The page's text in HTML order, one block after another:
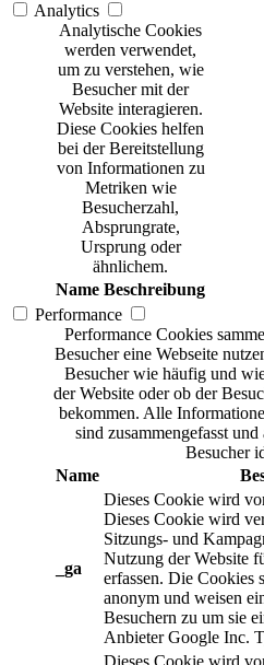
Analytics
Analytische Cookies
werden verwendet,
um zu verstehen, wie
Besucher mit der
Website interagieren.
Diese Cookies helfen
bei der Bereitstellung
von Informationen zu
Metriken wie
Besucherzahl,
Absprungrate,
Ursprung oder
ähnlichem.
Name Beschreibung
Performance
Performance Cookies
Besucher eine Webseite
Besucher wie häufig und
der Website oder ob der
bekommen. Alle
sind zusammengefasst
Besucher
Name
_ga
Dieses Cookie wird
Dieses Cookie wird
Sitzungs- und
Nutzung der Website
erfassen. Die Cookies
anonym und weisen
Besuchern zu um sie
Anbieter Google Inc.
Dieses Cookie wird